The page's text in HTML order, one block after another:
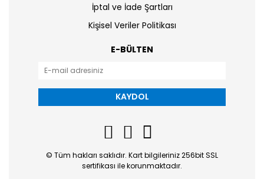
İptal ve İade Şartları
Kişisel Veriler Politikası
E-BÜLTEN
KAYDOL
© Tüm hakları saklıdır. Kart bilgileriniz 256bit SSL
sertifikası ile korunmaktadır.